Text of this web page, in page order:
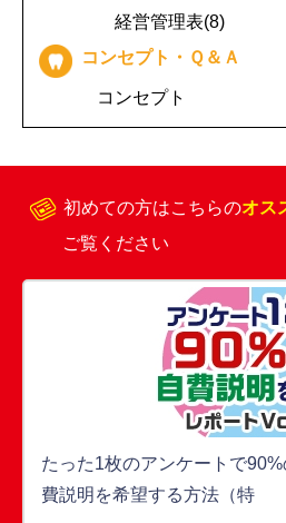
経営管理表(8)
コンセプト・Ｑ＆Ａ
コンセプト
初めての方はこちらのオス
ご覧ください
たった1枚のアンケートで
費説明を希望する方法（特